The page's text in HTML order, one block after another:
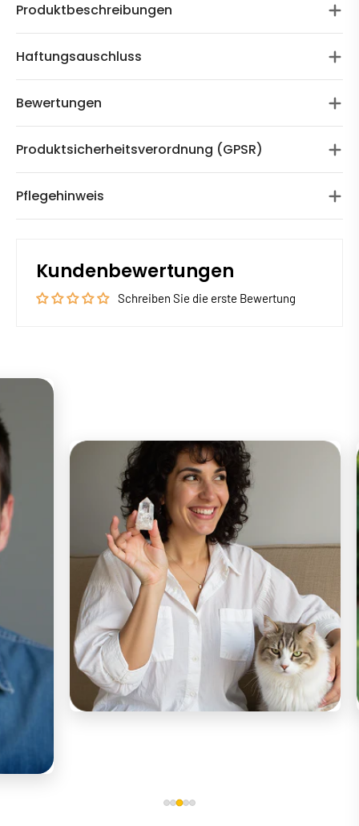
Produktbeschreibungen
Haftungsauschluss
Bewertungen
Produktsicherheitsverordnung (GPSR)
Pflegehinweis
Kundenbewertungen
Schreiben Sie die erste Bewertung